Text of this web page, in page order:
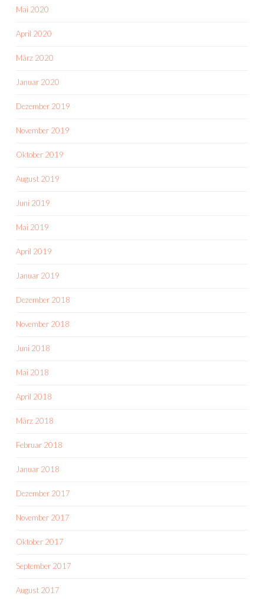
Mai 2020
April 2020
März 2020
Januar 2020
Dezember 2019
November 2019
Oktober 2019
August 2019
Juni 2019
Mai 2019
April 2019
Januar 2019
Dezember 2018
November 2018
Juni 2018
Mai 2018
April 2018
März 2018
Februar 2018
Januar 2018
Dezember 2017
November 2017
Oktober 2017
September 2017
August 2017